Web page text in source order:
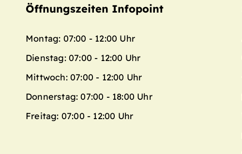
Öffnungszeiten Infopoint
Montag: 07:00 - 12:00 Uhr
Dienstag: 07:00 - 12:00 Uhr
Mittwoch: 07:00 - 12:00 Uhr
Donnerstag: 07:00 - 18:00 Uhr
Freitag: 07:00 - 12:00 Uhr